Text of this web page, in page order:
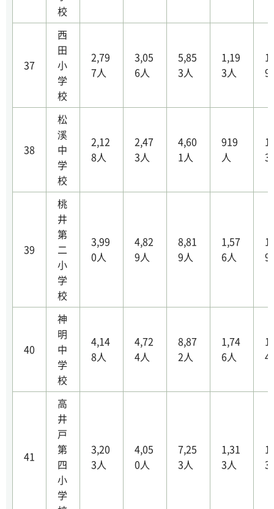
校
37
西
田
小
学
校
2,79
7人
3,05
6人
5,85
3人
1,19
3人
9
38
松
溪
中
学
校
2,12
8人
2,47
3人
4,60
1人
919
人
3
39
桃
井
第
二
小
学
校
3,99
0人
4,82
9人
8,81
9人
1,57
6人
9
40
神
明
中
学
校
4,14
8人
4,72
4人
8,87
2人
1,74
6人
4
41
高
井
戸
第
四
小
学
3,20
3人
4,05
0人
7,25
3人
1,31
3人
3